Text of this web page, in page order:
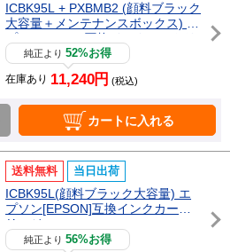
ICBK95L + PXBMB2 (顔料ブラック
大容量＋メンテナンスボックス) エ
プソン[Epson]互換インクカートリ
ッジ純正より52%お得
在庫あり 11,240円 (税込)
カートに入れる
送料無料 当日出荷
ICBK95L(顔料ブラック大容量) エ
プソン[EPSON]互換インクカート
リッジ
純正より56%お得